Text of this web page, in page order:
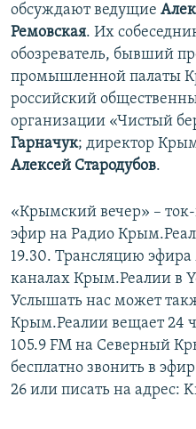
обсуждают ведущие
Ремовская. Их
обозреватель, бывший
промышленной палаты
российский
организации «Чистый
Гарначук; директор
Алексей Стародубов.
«Крымский вечер» –
эфир на Радио
19.30. Трансляцию
каналах Крым.Реалии в
Услышать нас может
Крым.Реалии вещает 24
105.9 FM на Северный
бесплатно звонить в
26 или писать на адрес: